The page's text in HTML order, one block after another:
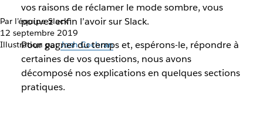
Par l’équipe Slack
12 septembre 2019
Illustration parJosh Cochran
vos raisons de réclamer le mode sombre, vous
pouvez enfin l’avoir sur Slack.
Pour gagner du temps et, espérons-le, répondre à
certaines de vos questions, nous avons
décomposé nos explications en quelques sections
pratiques.